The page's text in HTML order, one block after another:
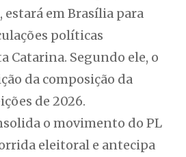
estará em Brasília para
políticas
Catarina. Segundo ele, o
da composição da
de 2026.
o movimento do PL
eleitoral e antecipa